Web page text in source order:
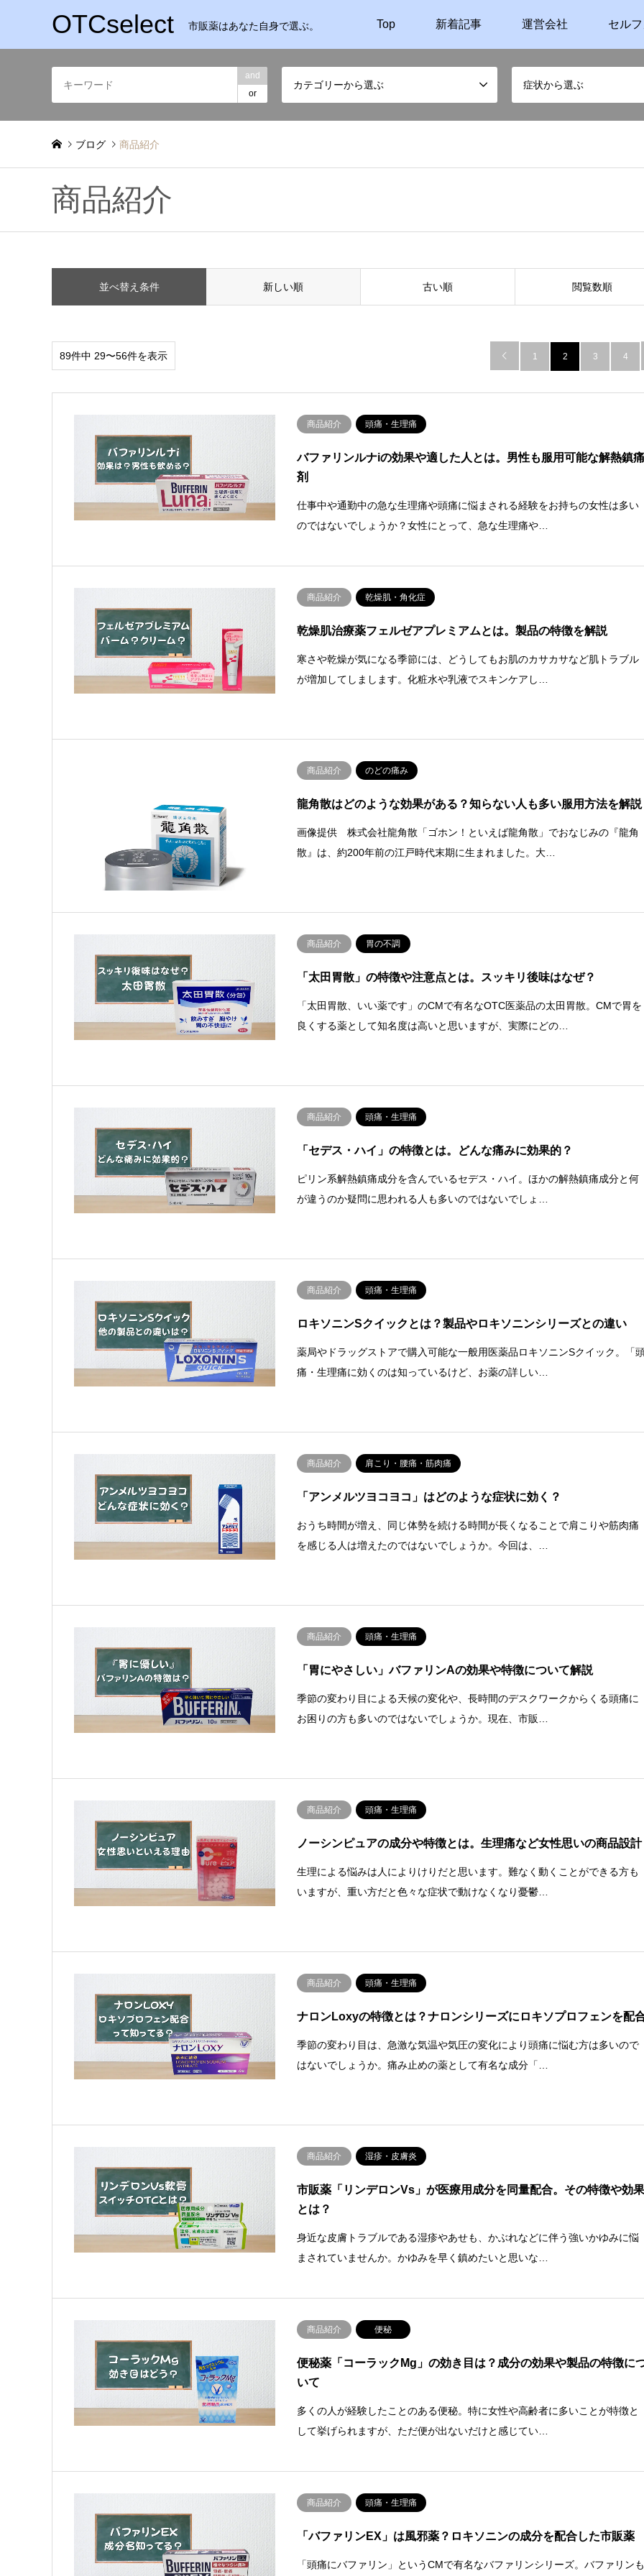
OTCselect 市販薬はあなた自身で選ぶ。 Top 新着記事 運営会社 セル
and
or
カテゴリーから選ぶ 症状から選ぶ
ブログ 商品紹介
商品紹介
並べ替え条件 新しい順 古い順 閲覧数順
89件中 29〜56件を表示  1 2 3 4
商品紹介 頭痛・生理痛
バファリンルナiの効果や適した人とは。男性も服用可能な解熱鎮
剤
仕事中や通勤中の急な生理痛や頭痛に悩まされる経験をお持ちの女性は多い
のではないでしょうか？女性にとって、急な生理痛や…
商品紹介 乾燥肌・角化症
乾燥肌治療薬フェルゼアプレミアムとは。製品の特徴を解説
寒さや乾燥が気になる季節には、どうしてもお肌のカサカサなど肌トラブル
が増加してしまします。化粧水や乳液でスキンケアし…
商品紹介 のどの痛み
龍角散はどのような効果がある？知らない人も多い服用方法を解説
画像提供 株式会社龍角散「ゴホン！といえば龍角散」でおなじみの『龍角
散』は、約200年前の江戸時代末期に生まれました。大…
商品紹介 胃の不調
「太田胃散」の特徴や注意点とは。スッキリ後味はなぜ？
「太田胃散、いい薬です」のCMで有名なOTC医薬品の太田胃散。CMで胃を
良くする薬として知名度は高いと思いますが、実際にどの…
商品紹介 頭痛・生理痛
「セデス・ハイ」の特徴とは。どんな痛みに効果的？
ピリン系解熱鎮痛成分を含んでいるセデス・ハイ。ほかの解熱鎮痛成分と何
が違うのか疑問に思われる人も多いのではないでしょ…
商品紹介 頭痛・生理痛
ロキソニンSクイックとは？製品やロキソニンシリーズとの違い
薬局やドラッグストアで購入可能な一般用医薬品ロキソニンSクイック。「
痛・生理痛に効くのは知っているけど、お薬の詳しい…
商品紹介 肩こり・腰痛・筋肉痛
「アンメルツヨコヨコ」はどのような症状に効く？
おうち時間が増え、同じ体勢を続ける時間が長くなることで肩こりや筋肉痛
を感じる人は増えたのではないでしょうか。今回は、…
商品紹介 頭痛・生理痛
「胃にやさしい」バファリンAの効果や特徴について解説
季節の変わり目による天候の変化や、長時間のデスクワークからくる頭痛に
お困りの方も多いのではないでしょうか。現在、市販…
商品紹介 頭痛・生理痛
ノーシンピュアの成分や特徴とは。生理痛など女性思いの商品設計
生理による悩みは人によりけりだと思います。難なく動くことができる方も
いますが、重い方だと色々な症状で動けなくなり憂鬱…
商品紹介 頭痛・生理痛
ナロンLoxyの特徴とは？ナロンシリーズにロキソプロフェンを配
季節の変わり目は、急激な気温や気圧の変化により頭痛に悩む方は多いので
はないでしょうか。痛み止めの薬として有名な成分「…
商品紹介 湿疹・皮膚炎
市販薬「リンデロンVs」が医療用成分を同量配合。その特徴や効
とは？
身近な皮膚トラブルである湿疹やあせも、かぶれなどに伴う強いかゆみに悩
まされていませんか。かゆみを早く鎮めたいと思いな…
商品紹介 便秘
便秘薬「コーラックMg」の効き目は？成分の効果や製品の特徴に
いて
多くの人が経験したことのある便秘。特に女性や高齢者に多いことが特徴と
して挙げられますが、ただ便が出ないだけと感じてい…
商品紹介 頭痛・生理痛
「バファリンEX」は風邪薬？ロキソニンの成分を配合した市販薬
「頭痛にバファリン」というCMで有名なバファリンシリーズ。バファリン